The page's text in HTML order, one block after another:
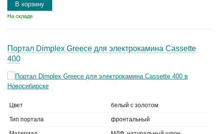
В корзину
На складе
Портал Dimplex Greece для электрокамина Cassette
400
Цвет белый с золотом
Тип портала фронтальный